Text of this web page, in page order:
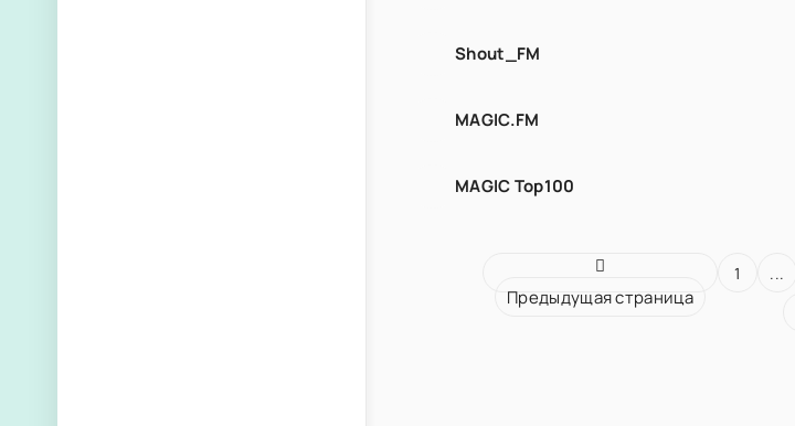
Shout_FM
MAGIC.FM
MAGIC Top100
Предыдущая страница
1 ...